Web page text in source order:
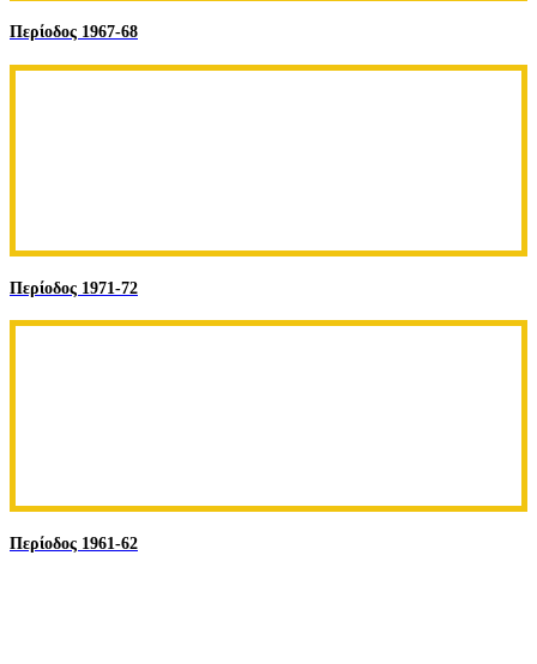
Περίοδος 1967-68
Περίοδος 1971-72
Περίοδος 1961-62